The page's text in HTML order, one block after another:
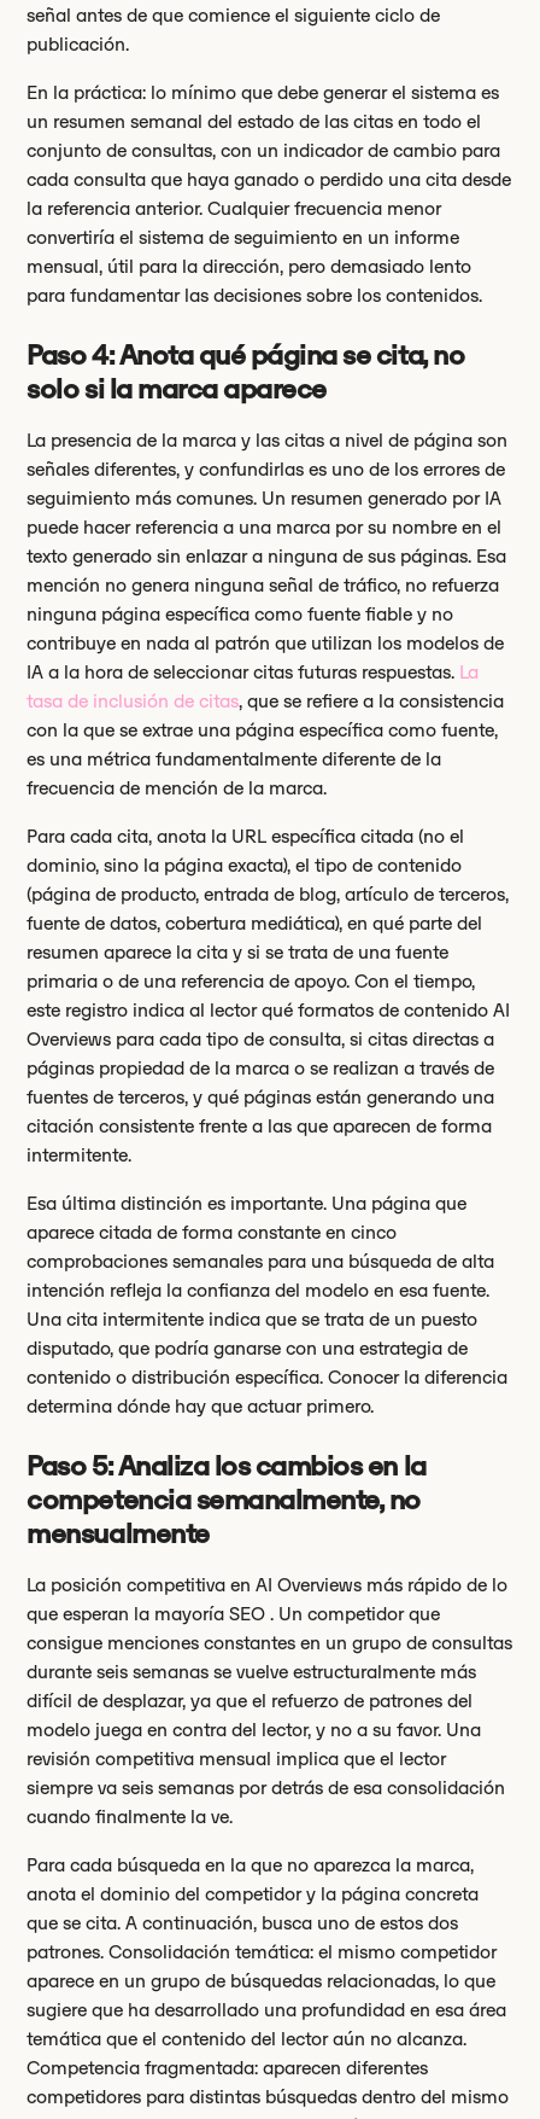
señal antes de que comience el siguiente ciclo de
publicación.
En la práctica: lo mínimo que debe generar el sistema es
un resumen semanal del estado de las citas en todo el
conjunto de consultas, con un indicador de cambio para
cada consulta que haya ganado o perdido una cita desde
la referencia anterior. Cualquier frecuencia menor
convertiría el sistema de seguimiento en un informe
mensual, útil para la dirección, pero demasiado lento
para fundamentar las decisiones sobre los contenidos.
Paso 4: Anota qué página se cita, no
solo si la marca aparece
La presencia de la marca y las citas a nivel de página son
señales diferentes, y confundirlas es uno de los errores de
seguimiento más comunes. Un resumen generado por IA
puede hacer referencia a una marca por su nombre en el
texto generado sin enlazar a ninguna de sus páginas. Esa
mención no genera ninguna señal de tráfico, no refuerza
ninguna página específica como fuente fiable y no
contribuye en nada al patrón que utilizan los modelos de
IA a la hora de seleccionar citas futuras respuestas. La
tasa de inclusión de citas, que se refiere a la consistencia
con la que se extrae una página específica como fuente,
es una métrica fundamentalmente diferente de la
frecuencia de mención de la marca.
Para cada cita, anota la URL específica citada (no el
dominio, sino la página exacta), el tipo de contenido
(página de producto, entrada de blog, artículo de terceros,
fuente de datos, cobertura mediática), en qué parte del
resumen aparece la cita y si se trata de una fuente
primaria o de una referencia de apoyo. Con el tiempo,
este registro indica al lector qué formatos de contenido AI
Overviews para cada tipo de consulta, si citas directas a
páginas propiedad de la marca o se realizan a través de
fuentes de terceros, y qué páginas están generando una
citación consistente frente a las que aparecen de forma
intermitente.
Esa última distinción es importante. Una página que
aparece citada de forma constante en cinco
comprobaciones semanales para una búsqueda de alta
intención refleja la confianza del modelo en esa fuente.
Una cita intermitente indica que se trata de un puesto
disputado, que podría ganarse con una estrategia de
contenido o distribución específica. Conocer la diferencia
determina dónde hay que actuar primero.
Paso 5: Analiza los cambios en la
competencia semanalmente, no
mensualmente
La posición competitiva en AI Overviews más rápido de lo
que esperan la mayoría SEO . Un competidor que
consigue menciones constantes en un grupo de consultas
durante seis semanas se vuelve estructuralmente más
difícil de desplazar, ya que el refuerzo de patrones del
modelo juega en contra del lector, y no a su favor. Una
revisión competitiva mensual implica que el lector
siempre va seis semanas por detrás de esa consolidación
cuando finalmente la ve.
Para cada búsqueda en la que no aparezca la marca,
anota el dominio del competidor y la página concreta
que se cita. A continuación, busca uno de estos dos
patrones. Consolidación temática: el mismo competidor
aparece en un grupo de búsquedas relacionadas, lo que
sugiere que ha desarrollado una profundidad en esa área
temática que el contenido del lector aún no alcanza.
Competencia fragmentada: aparecen diferentes
competidores para distintas búsquedas dentro del mismo